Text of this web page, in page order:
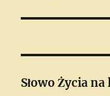
Słowo Życiana